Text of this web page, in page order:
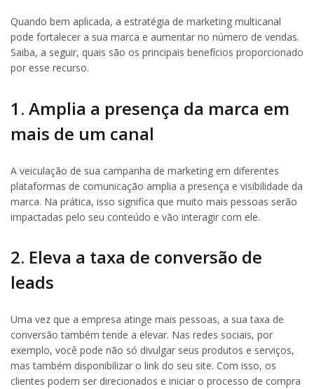
Quando bem aplicada, a estratégia de marketing multicanal
pode fortalecer a sua marca e aumentar no número de vendas.
Saiba, a seguir, quais são os principais benefícios proporcionado
por esse recurso.
1. Amplia a presença da marca em
mais de um canal
A veiculação de sua campanha de marketing em diferentes
plataformas de comunicação amplia a presença e visibilidade da
marca. Na prática, isso significa que muito mais pessoas serão
impactadas pelo seu conteúdo e vão interagir com ele.
2. Eleva a taxa de conversão de
leads
Uma vez que a empresa atinge mais pessoas, a sua taxa de
conversão também tende a elevar. Nas redes sociais, por
exemplo, você pode não só divulgar seus produtos e serviços,
mas também disponibilizar o link do seu site. Com isso, os
clientes podem ser direcionados e iniciar o processo de compra